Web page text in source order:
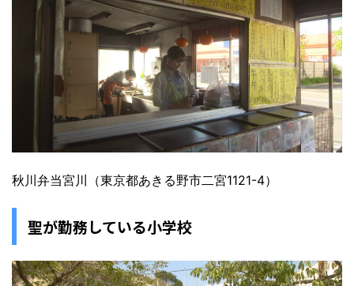
秋川弁当宮川（東京都あきる野市二宮1121-4）
聖が勤務している小学校